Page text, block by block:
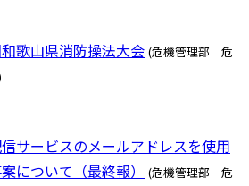
歌山県消防操法大会 (危機管理部 危
サービスのメールアドレスを使用
について（最終報）
(危機管理部 危